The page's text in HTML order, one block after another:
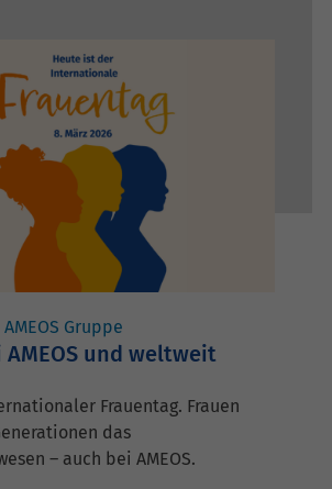
AMEOS Gruppe
AMEOS und weltweit
Frauentag. Frauen
das
– auch bei AMEOS.